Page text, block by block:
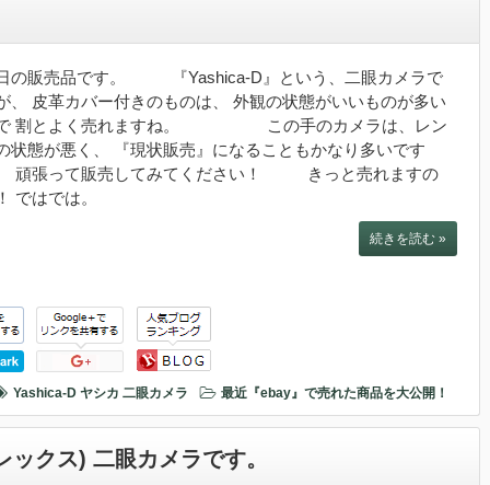
の販売品です。 『Yashica-D』という、二眼カメラで
、 皮革カバー付きのものは、 外観の状態がいいものが多い
割とよく売れますね。 この手のカメラは、レン
状態が悪く、 『現状販売』になることもかなり多いです
頑張って販売してみてください！ きっと売れますの
ではでは。
続きを読む »
Yashica-D ヤシカ 二眼カメラ 最近『ebay』で売れた商品を大公開！
クス) 二眼カメラです。